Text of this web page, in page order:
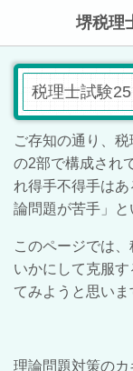
堺税理
税理士試験
ご存知の通り、
の2部で構成され
れ得手不得手は
論問題が苦手」と
このページでは
いかにして克服
てみようと思いま
理論問題対策のカ